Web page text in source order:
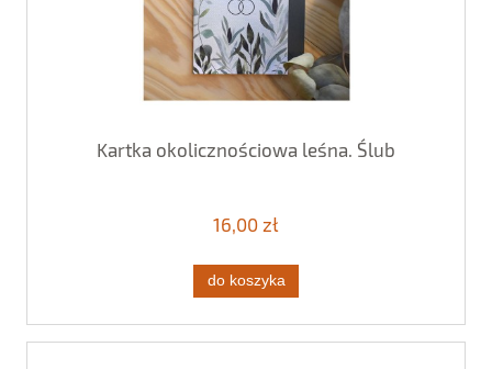
Kartka okolicznościowa leśna. Ślub
16,00 zł
do koszyka